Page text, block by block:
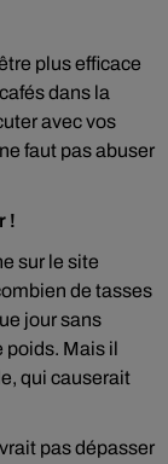
plus efficace
dans la
avec vos
faut pas abuser
!
sur le site
de tasses
jour sans
poids. Mais il
qui causerait
pas dépasser